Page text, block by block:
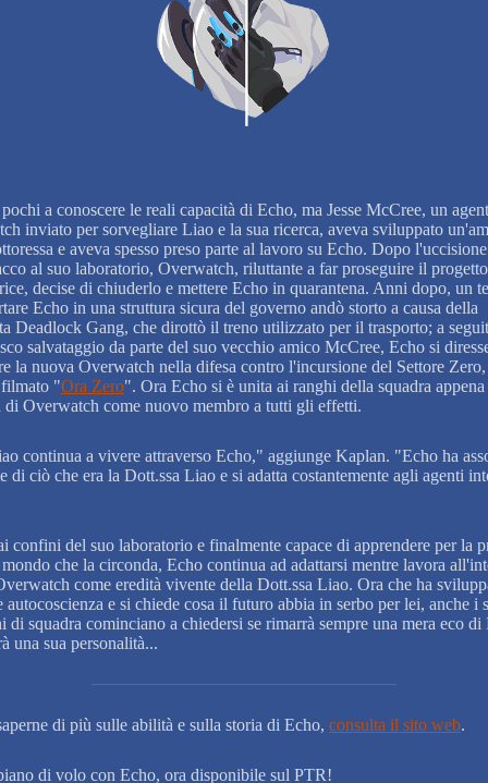
a conoscere le reali capacità di Echo, ma Jesse McCree, un
inviato per sorvegliare Liao e la sua ricerca, aveva sviluppato
e aveva spesso preso parte al lavoro su Echo. Dopo
al suo laboratorio, Overwatch, riluttante a far proseguire il
decise di chiuderlo e mettere Echo in quarantena. Anni dopo, un
Echo in una struttura sicura del governo andò storto a causa della
Deadlock Gang, che dirottò il treno utilizzato per il trasporto; a
salvataggio da parte del suo vecchio amico McCree, Echo si
la nuova Overwatch nella difesa contro l'incursione del Settore
"Ora Zero". Ora Echo si è unita ai ranghi della squadra appena
di Overwatch come nuovo membro a tutti gli effetti.
continua a vivere attraverso Echo," aggiunge Kaplan. "Echo ha
di ciò che era la Dott.ssa Liao e si adatta costantemente agli agenti
confini del suo laboratorio e finalmente capace di apprendere per la
che la circonda, Echo continua ad adattarsi mentre lavora
come eredità vivente della Dott.ssa Liao. Ora che ha
autocoscienza e si chiede cosa il futuro abbia in serbo per lei, anche i
di squadra cominciano a chiedersi se rimarrà sempre una mera eco
una sua personalità...
di più sulle abilità e sulla storia di Echo, consulta il sito web.
di volo con Echo, ora disponibile sul PTR!